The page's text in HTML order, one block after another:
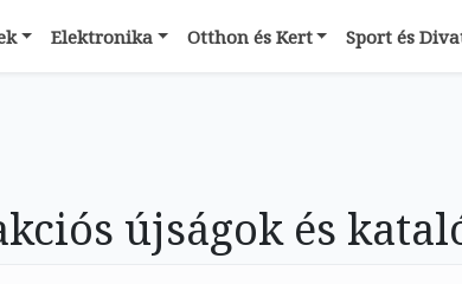
Elektronika Otthon és Kert Sport és
újságok és